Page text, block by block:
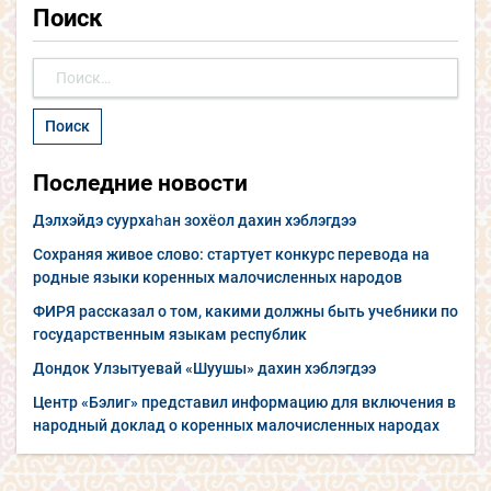
Поиск
Последние новости
Дэлхэйдэ суурхаһан зохёол дахин хэблэгдээ
Сохраняя живое слово: стартует конкурс перевода на
родные языки коренных малочисленных народов
ФИРЯ рассказал о том, какими должны быть учебники по
государственным языкам республик
Дондок Улзытуевай «Шуушы» дахин хэблэгдээ
Центр «Бэлиг» представил информацию для включения в
народный доклад о коренных малочисленных народах